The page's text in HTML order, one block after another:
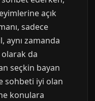
açık
sadece
aynı zamanda
da
seçkin bayan
sohbeti iyi olan
konulara